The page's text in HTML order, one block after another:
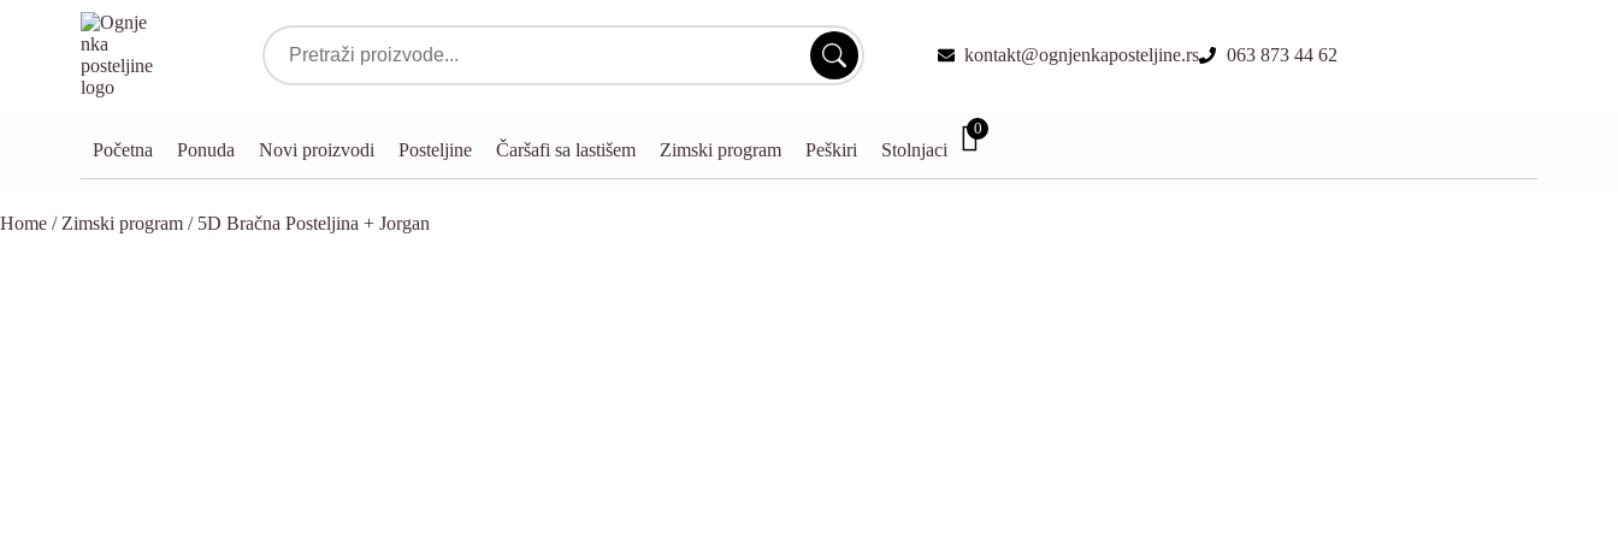
kontakt@ognjenkaposteljine.rs 063 873 44 62
Početna Ponuda Novi proizvodi Posteljine Čaršafi sa lastišem Zimski program Peškiri Stolnjaci
0
Home / Zimski program / 5D Bračna Posteljina + Jorgan